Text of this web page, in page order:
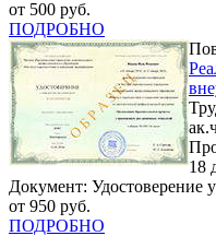
от 500 руб.
ПОДРОБНО
18
Документ: Удостоверение
от 950 руб.
ПОДРОБНО